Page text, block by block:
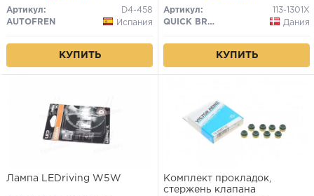
Артикул:
D4-458
AUTOFREN
Испания
КУПИТЬ
Артикул:
113-1301X
QUICK BRAKE
Дания
КУПИТЬ
Лампа LEDriving W5W
Комплект прокладок,
стержень клапана